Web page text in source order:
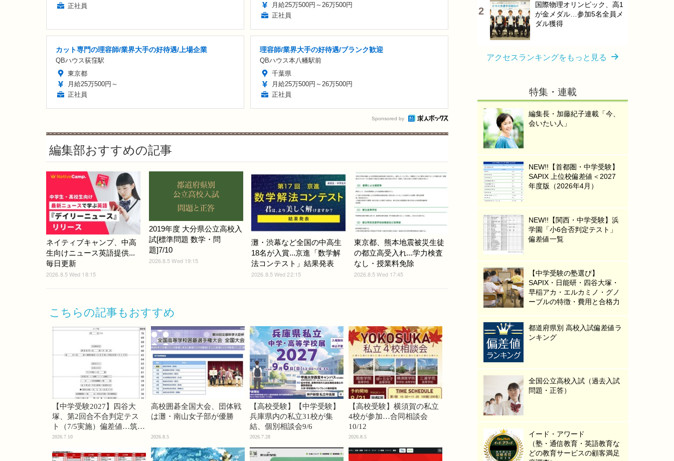
正社員
月給25万500円～26万500円
正社員
カット専門の理容師/業界大手の好待遇/上場企業
QBハウス荻窪駅
東京都
月給25万500円～
正社員
理容師/業界大手の好待遇/ブランク歓迎
QBハウス本八幡駅前
千葉県
月給25万500円～26万500円
正社員
Sponsored by
編集部おすすめの記事
ネイティブキャンプ、中高
生向けニュース英語提供...
毎日更新
2026.8.5 Wed 18:15
2019年度 大分県公立高校入
試[標準問題 数学・問
題]7/10
2026.8.5 Wed 19:15
灘・渋幕など全国の中高生
18名が入賞...京進「数学解
法コンテスト」結果発表
2026.8.5 Wed 22:15
東京都、熊本地震被災生徒
の都立高受入れ...学力検査
なし・授業料免除
2026.8.5 Wed 17:45
こちらの記事もおすすめ
【中学受験2027】四谷大
塚、第2回合不合判定テス
ト（7/5実施）偏差値…筑駒
74・桜蔭70＜PR＞
2026.7.10
高校囲碁全国大会、団体戦
は灘・南山女子部が優勝
2026.8.5
【高校受験】【中学受験】
兵庫県内の私立31校が集
結、個別相談会9/6
2026.7.28
【高校受験】横須賀の私立
4校が参加…合同相談会
10/12
2026.8.5
国際物理オリンピック、高1
が金メダル…参加5名全員メ
ダル獲得
アクセスランキングをもっと見る
特集・連載
編集長・加藤紀子連載「今、
会いたい人」
NEW!!【首都圏・中学受験】
SAPIX 上位校偏差値＜2027
年度版（2026年4月）
NEW!!【関西・中学受験】浜
学園「小6合否判定テスト」
偏差値一覧
【中学受験の塾選び】
SAPIX・日能研・四谷大塚・
早稲アカ・エルカミノ・グノ
ーブルの特徴・費用と合格力
都道府県別 高校入試偏差値ラ
ンキング
全国公立高校入試（過去入試
問題・正答）
イード・アワード
（塾・通信教育・英語教育な
どの教育サービスの顧客満足